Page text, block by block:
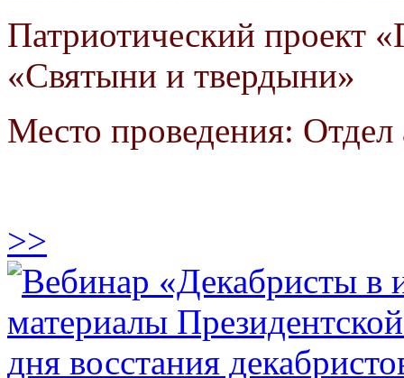
Патриотический проект
«Святыни и твердыни»
Место проведения: Отдел
>>